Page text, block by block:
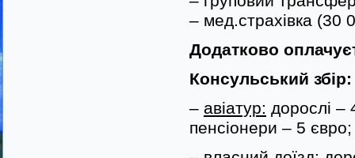
– мед.страхівка (30
Додатково
Консульський збір:
– авіатур: дорослі –
пенсіонери – 5 євро;